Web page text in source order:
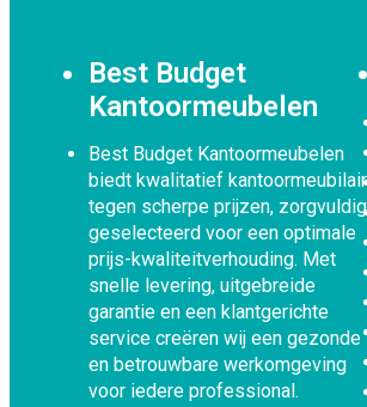
Best Budget
Kantoormeubelen
Best Budget Kantoormeubelen
biedt kwalitatief kantoormeubilair
tegen scherpe prijzen, zorgvuldig
geselecteerd voor een optimale
prijs-kwaliteitverhouding. Met
snelle levering, uitgebreide
garantie en een klantgerichte
service creëren wij een gezonde
en betrouwbare werkomgeving
voor iedere professional.